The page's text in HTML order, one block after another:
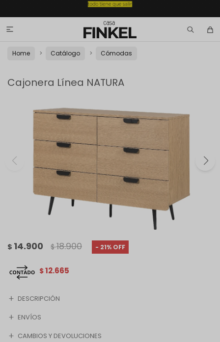

Home Catálogo Cómodas
Cajonera Línea NATURA
$ 14.900 $ 18.900 21
$12.665
DESCRIPCIÓN
ENVÍOS
CAMBIOS Y DEVOLUCIONES